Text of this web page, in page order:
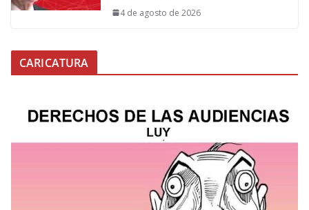
4 de agosto de 2026
CARICATURA